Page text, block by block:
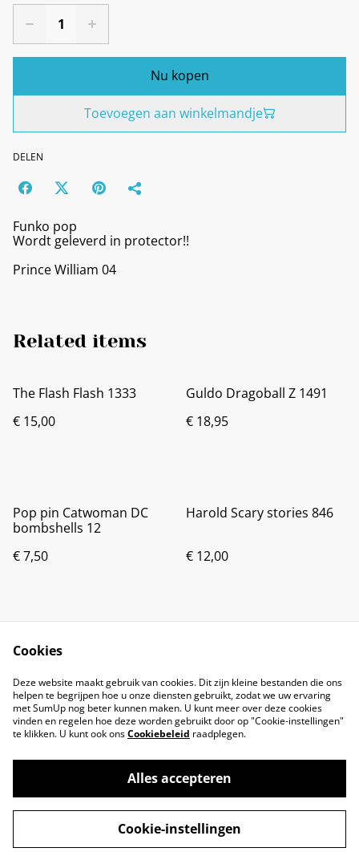
Nu kopen
Toevoegen aan winkelmandje
DELEN
Funko pop
Wordt geleverd in protector!!
Prince William 04
Related items
The Flash Flash 1333
€ 15,00
Guldo Dragoball Z 1491
€ 18,95
Pop pin Catwoman DC
bombshells 12
€ 7,50
Harold Scary stories 846
€ 12,00
©2026Brandsma Toys
powered by
Cookies
Deze website maakt gebruik van cookies. Dit zijn kleine bestanden die ons
helpen te begrijpen hoe u onze diensten gebruikt, zodat we uw ervaring
met SumUp nog beter kunnen maken. U kunt meer over deze cookies
vinden en regelen hoe deze worden gebruikt door op "Cookie-instellingen"
te klikken. U kunt ook onsCookiebeleid raadplegen.
Alles accepteren
Cookie-instellingen